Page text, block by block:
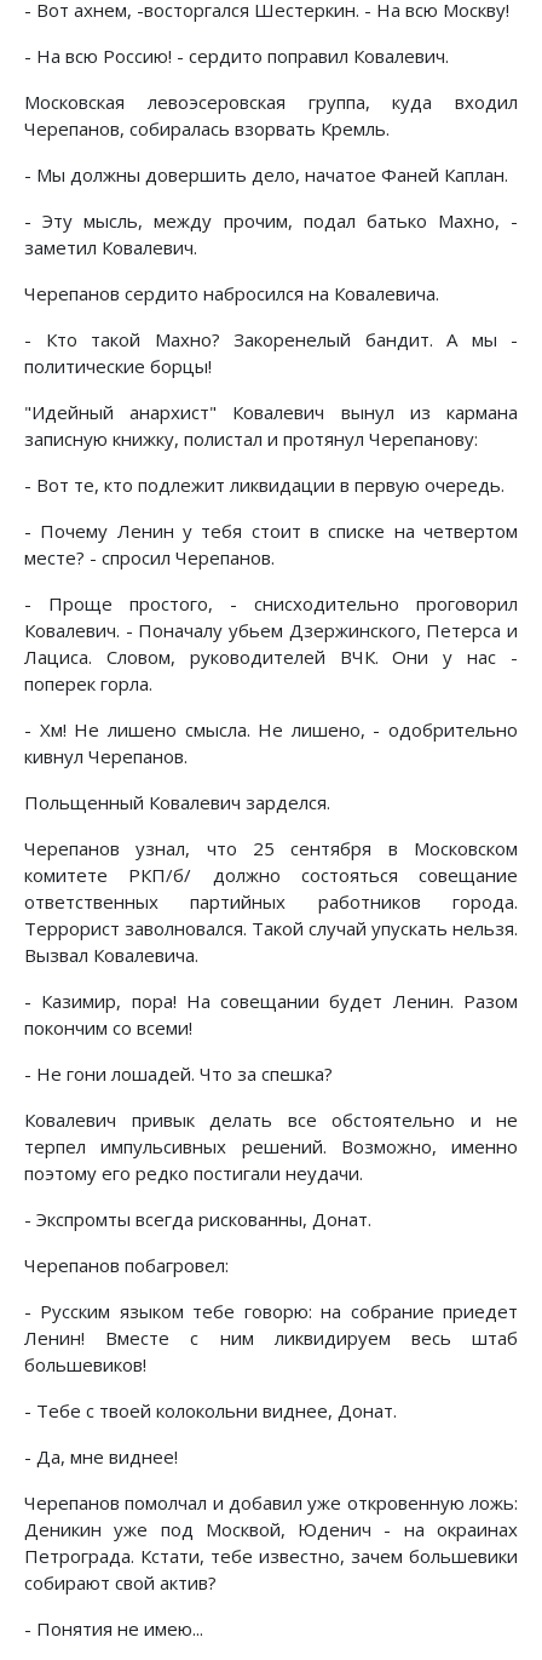
- Вот ахнем, -восторгался Шестеркин. - На всю Москву!
- На всю Россию! - сердито поправил Ковалевич.
Московская левоэсеровская группа, куда входил
Черепанов, собиралась взорвать Кремль.
- Мы должны довершить дело, начатое Фаней Каплан.
- Эту мысль, между прочим, подал батько Махно, -
заметил Ковалевич.
Черепанов сердито набросился на Ковалевича.
- Кто такой Махно? Закоренелый бандит. А мы -
политические борцы!
"Идейный анархист" Ковалевич вынул из кармана
записную книжку, полистал и протянул Черепанову:
- Вот те, кто подлежит ликвидации в первую очередь.
- Почему Ленин у тебя стоит в списке на четвертом
месте? - спросил Черепанов.
- Проще простого, - снисходительно проговорил
Ковалевич. - Поначалу убьем Дзержинского, Петерса и
Лациса. Словом, руководителей ВЧК. Они у нас -
поперек горла.
- Хм! Не лишено смысла. Не лишено, - одобрительно
кивнул Черепанов.
Польщенный Ковалевич зарделся.
Черепанов узнал, что 25 сентября в Московском
комитете РКП/б/ должно состояться совещание
ответственных партийных работников города.
Террорист заволновался. Такой случай упускать нельзя.
Вызвал Ковалевича.
- Казимир, пора! На совещании будет Ленин. Разом
покончим со всеми!
- Не гони лошадей. Что за спешка?
Ковалевич привык делать все обстоятельно и не
терпел импульсивных решений. Возможно, именно
поэтому его редко постигали неудачи.
- Экспромты всегда рискованны, Донат.
Черепанов побагровел:
- Русским языком тебе говорю: на собрание приедет
Ленин! Вместе с ним ликвидируем весь штаб
большевиков!
- Тебе с твоей колокольни виднее, Донат.
- Да, мне виднее!
Черепанов помолчал и добавил уже откровенную ложь:
Деникин уже под Москвой, Юденич - на окраинах
Петрограда. Кстати, тебе известно, зачем большевики
собирают свой актив?
- Понятия не имею...